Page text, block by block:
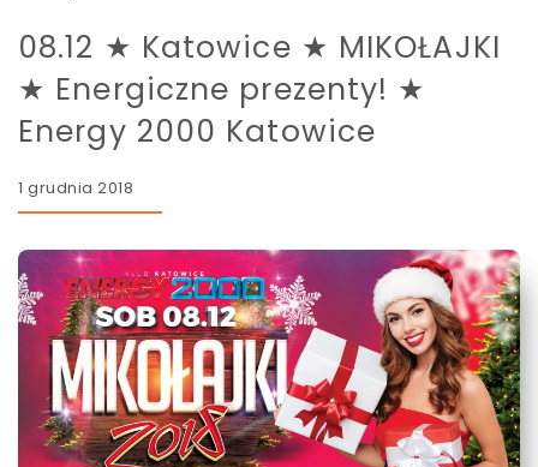
08.12 ★ Katowice ★ MIKOŁAJKI
★ Energiczne prezenty! ★
Energy 2000 Katowice
1 grudnia 2018